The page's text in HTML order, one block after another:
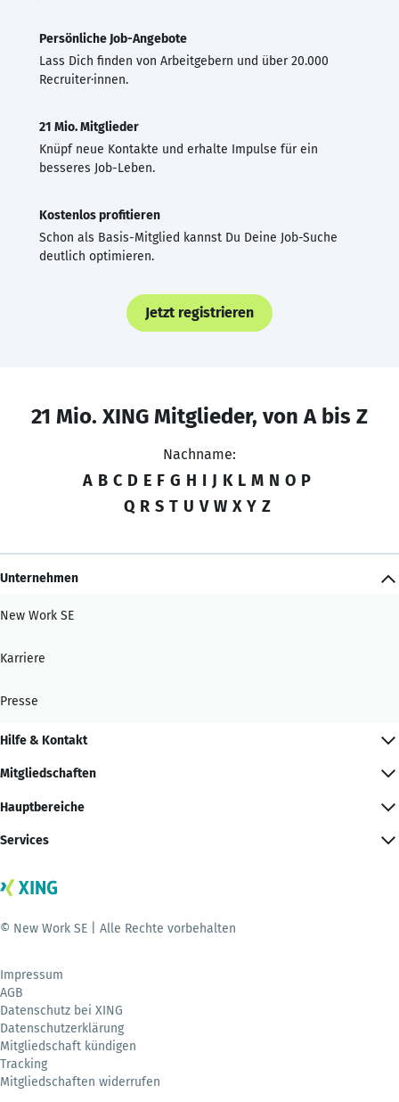
Persönliche Job-Angebote
Lass Dich finden von Arbeitgebern und über 20.000
Recruiter·innen.
21 Mio. Mitglieder
Knüpf neue Kontakte und erhalte Impulse für ein
besseres Job-Leben.
Kostenlos profitieren
Schon als Basis-Mitglied kannst Du Deine Job-Suche
deutlich optimieren.
Jetzt registrieren
21 Mio. XING Mitglieder, von A bis Z
Nachname:
A B C D E F G H I J K L M N O P
Q R S T U V W X Y Z
Unternehmen
New Work SE
Karriere
Presse
Hilfe & Kontakt
Mitgliedschaften
Hauptbereiche
Services
© New Work SE | Alle Rechte vorbehalten
Impressum
AGB
Datenschutz bei XING
Datenschutzerklärung
Mitgliedschaft kündigen
Tracking
Mitgliedschaften widerrufen